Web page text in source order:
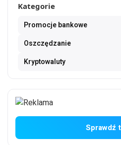
Kategorie
Promocje bankowe
Oszczędzanie
Kryptowaluty
Sprawdź